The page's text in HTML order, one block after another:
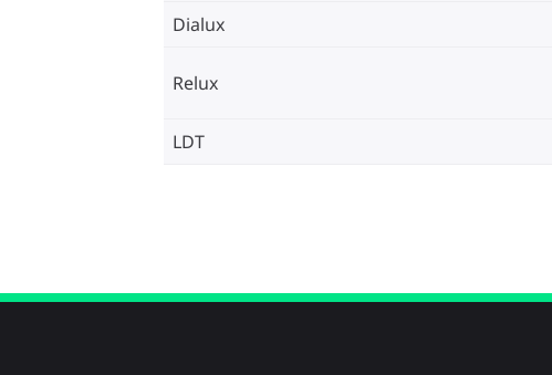
Dialux
Relux
LDT